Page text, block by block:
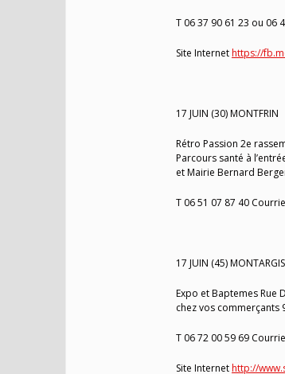
T 06 37 90 61 23 ou 06
Site Internethttps://
17 JUIN (30) MONTFRIN
Rétro Passion 2e
Parcours santé à
et Mairie Bernard
T 06 51 07 87 40
17 JUIN (45) MONTARGIS
Expo et Baptemes Rue
chez vos commerçants
T 06 72 00 59 69
Site Internethttp://